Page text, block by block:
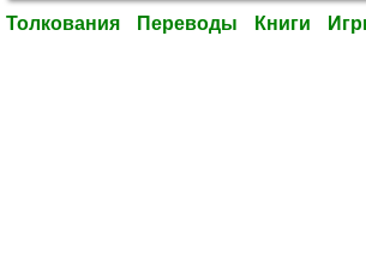
Толкования Переводы Книги